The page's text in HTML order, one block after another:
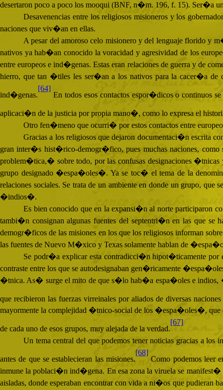
desertaron poco a poco los mooqui (BNF, n�m. 196, f. 15). Ser�a
Desavenencias entre los religiosos misioneros y los
naciones que viv�an en ellas.
A pesar del amoroso celo misionero y del lenguaje florido y
nativos ya hab�an conocido la voracidad y agresividad de los
entre europeos e ind�genas. Estas eran relaciones de guerra y de
hierro, que tan �tiles les ser�an a los nativos para la cacer�a de
ind�genas.
[64]
En todos esos contactos espor�dicos o continuos
aplicaci�n de la justicia por propia mano�, como lo expresa el
Otro fen�meno que ocurri� por estos contactos entre
Gracias a los religiosos que dejaron documentaci�n escrita
gran inter�s hist�rico-demogr�fico, pues muchas naciones, como
problem�tica,� sobre todo, por las confusas designaciones
grupo designado �espa�oles�. Ya se toc� el tema de la
relaciones sociales. Se trata de un ambiente en donde un grupo,
�indios�.
Es bien conocido que en la expansi�n al norte participaron
tambi�n consignan algunas fuentes del septentri�n en las que
demogr�ficos de las misiones en los que los religiosos informan
las fuentes de Nuevo M�xico y Texas solamente hablan de
Se podr�a explicar esta contradicci�n hipot�ticamente por
contraste entre los que se autodesignaban gen�ricamente
�tnica. As� surge el mito de que s�lo hab�a espa�oles e indios,
que recibieron las fuerzas virreinales por aliados de diversas
mayormente la complejidad �tnico-social de los �espa�oles�, que
de cada uno de esos grupos, muy alejada de la verdad.
[67]
Un tema central del que podemos tener noticias gracias a
antes de que se establecieran las misiones.
[68]
Como podemos leer
inmune la poblaci�n ind�gena. En esa zona la viruela se
aisladas, donde esperaban encontrar con vida a ni�os que pudieran